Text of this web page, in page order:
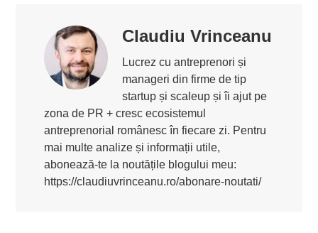
Claudiu Vrinceanu
Lucrez cu antreprenori și
manageri din firme de tip
startup și scaleup și îi ajut pe
zona de PR + cresc ecosistemul
antreprenorial românesc în fiecare zi. Pentru
mai multe analize și informații utile,
abonează-te la noutățile blogului meu:
https://claudiuvrinceanu.ro/abonare-noutati/